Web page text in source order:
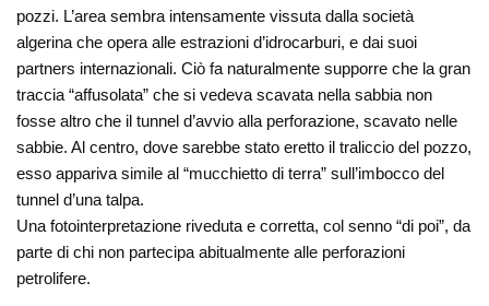
pozzi. L’area sembra intensamente vissuta dalla società
algerina che opera alle estrazioni d’idrocarburi, e dai suoi
partners internazionali. Ciò fa naturalmente supporre che la gran
traccia “affusolata” che si vedeva scavata nella sabbia non
fosse altro che il tunnel d’avvio alla perforazione, scavato nelle
sabbie. Al centro, dove sarebbe stato eretto il traliccio del pozzo,
esso appariva simile al “mucchietto di terra” sull’imbocco del
tunnel d’una talpa.
Una fotointerpretazione riveduta e corretta, col senno “di poi”, da
parte di chi non partecipa abitualmente alle perforazioni
petrolifere.